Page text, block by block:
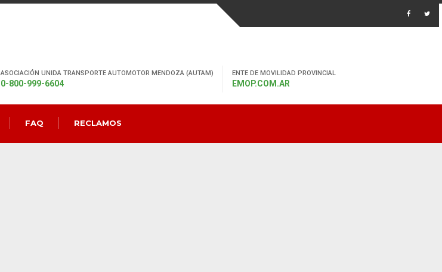
ASOCIACIÓN UNIDA TRANSPORTE AUTOMOTOR MENDOZA (AUTAM)
0-800-999-6604
ENTE DE MOVILIDAD PROVINCIAL
EMOP.COM.AR
FAQ RECLAMOS